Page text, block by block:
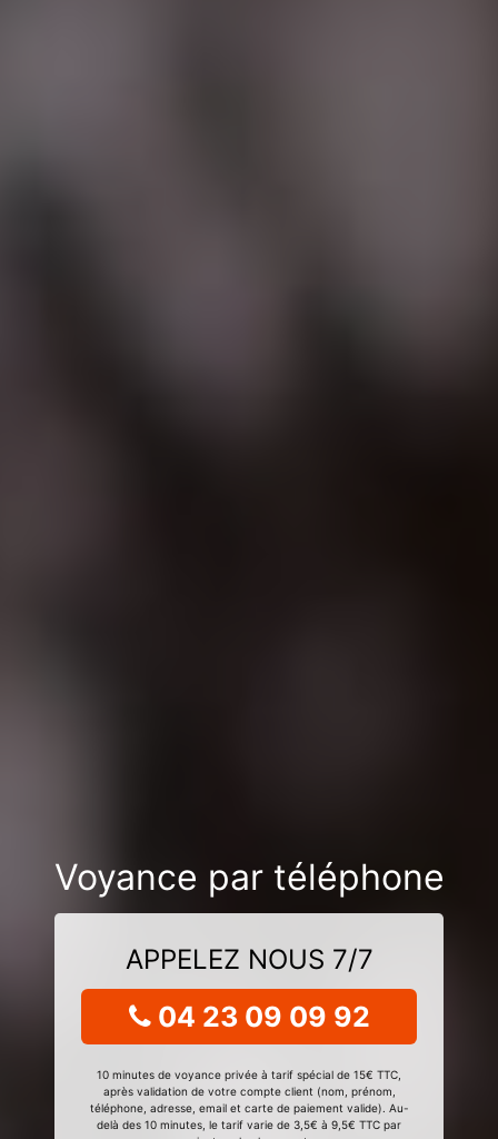
Voyance par téléphone
APPELEZ NOUS 7/7
04 23 09 09 92
10 minutes de voyance privée à tarif spécial de 15€ TTC,
après validation de votre compte client (nom, prénom,
téléphone, adresse, email et carte de paiement valide). Au-
delà des 10 minutes, le tarif varie de 3,5€ à 9,5€ TTC par